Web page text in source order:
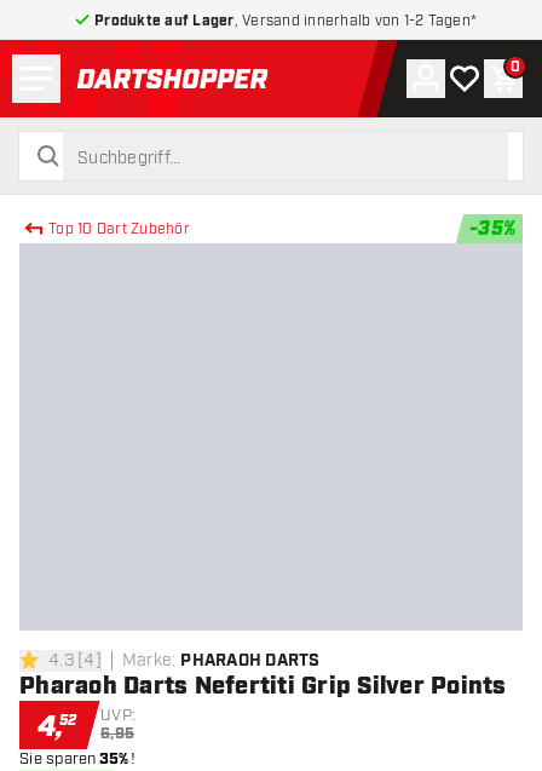
Produkte auf Lager , Versand innerhalb von 1-2 Tagen*
zurück zur Startseite
suchen
suchen
Konto
Meine 0
Top 10 Dart Zubehör -35%
4.3 Bewertungssterne
4.3[4] Marke: PHARAOH DARTS
Pharaoh Darts Nefertiti Grip Silver Points
4,52 UVP:
6,95
Sie sparen35%!